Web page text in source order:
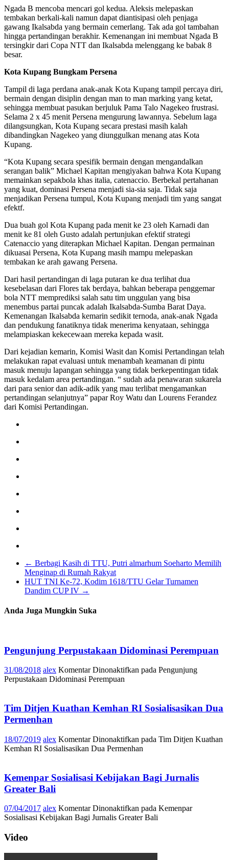
Ngada B mencoba mencari gol kedua. Aleksis melepaskan
tembakan berkali-kali namun dapat diantisipasi oleh penjaga
gawang Ikalsabda yang bermain cemerlang. Tak ada gol tambahan
hingga pertandingan berakhir. Kemenangan ini membuat Ngada B
tersingkir dari Copa NTT dan Ikalsabda melenggang ke babak 8
besar.
Kota Kupang Bungkam Persena
Tampil di laga perdana anak-anak Kota Kupang tampil percaya diri,
bermain dengan disiplin dengan man to man marking yang ketat,
sehingga membuat pasukan berjuluk Pama Talo Nagekeo frustrasi.
Selama 2 x 45 menit Persena mengurung lawannya. Sebelum laga
dilangsungkan, Kota Kupang secara prestasi masih kalah
dibandingkan Nagekeo yang diunggulkan menang atas Kota
Kupang.
“Kota Kupang secara spesifik bermain dengan mengandalkan
serangan balik” Michael Kapitan mengiyakan bahwa Kota Kupang
memainkan sepakbola khas italia, catenaccio. Berbekal pertahanan
yang kuat, dominasi Persena menjadi sia-sia saja. Tidak saja
menjadikan Persena tumpul, Kota Kupang menjadi tim yang sangat
efektf.
Dua buah gol Kota Kupang pada menit ke 23 oleh Karnadi dan
menit ke 81 oleh Gusto adalah pertunjukan efektif strategi
Catenaccio yang diterapkan Michael Kapitan. Dengan permainan
dikuasai Persena, Kota Kupang masih mampu melepaskan
tembakan ke arah gawang Persena.
Dari hasil pertandingan di laga putaran ke dua terlihat dua
kesebelasan dari Flores tak berdaya, bahkan beberapa penggemar
bola NTT memprediksi salah satu tim unggulan yang bisa
menembus partai puncak adalah Ikalsabda-Sumba Barat Daya.
Kemenangan Ikalsabda kemarin sedikit ternoda, anak-anak Ngada
dan pendukung fanatiknya tidak menerima kenyataan, sehingga
melampiaskan kekecewaan mereka kepada wasit.
Dari kejadian kemarin, Komisi Wasit dan Komisi Pertandingan telah
melakukan rapat evaluasi untuk menambah keamanan di pintu
masuk menuju lapangan sehingga yang tidak berkepentingan tidak
masuk kedalam area pertandingan. “ sudah ada penawaran sukarela
dari para senior dan adik-adik yang mau terlibat mengamankan
pertandingan selanjutnya” papar Roy Watu dan Lourens Ferandez
dari Komisi Pertandingan.
← Berbagi Kasih di TTU, Putri almarhum Soeharto Memilih
Menginap di Rumah Rakyat
HUT TNI Ke-72, Kodim 1618/TTU Gelar Turnamen
Dandim CUP IV →
Anda Juga Mungkin Suka
Pengunjung Perpustakaan Didominasi Perempuan
31/08/2018 alex Komentar Dinonaktifkan pada Pengunjung
Perpustakaan Didominasi Perempuan
Tim Ditjen Kuathan Kemhan RI Sosialisasikan Dua
Permenhan
18/07/2019 alex Komentar Dinonaktifkan pada Tim Ditjen Kuathan
Kemhan RI Sosialisasikan Dua Permenhan
Kemenpar Sosialisasi Kebijakan Bagi Jurnalis
Greater Bali
07/04/2017 alex Komentar Dinonaktifkan pada Kemenpar
Sosialisasi Kebijakan Bagi Jurnalis Greater Bali
Video